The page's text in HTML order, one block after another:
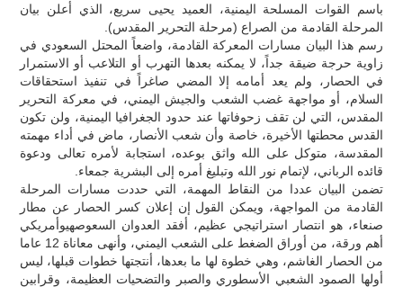
باسم القوات المسلحة اليمنية، العميد يحيى سريع، الذي أعلن بيان
المرحلة القادمة من الصراع (مرحلة التحرير المقدس).
رسم هذا البيان مسارات المعركة القادمة، واضعاً المحتل السعودي في
زاوية حرجة ضيقة جداً، لا يمكنه بعدها التهرب أو التلاعب أو الاستمرار
في الحصار، ولم يعد أمامه إلا المضي صاغراً في تنفيذ استحقاقات
السلام، أو مواجهة غضب الشعب والجيش اليمني، في معركة التحرير
المقدس، التي لن تقف زحوفاتها عند حدود الجغرافيا اليمنية، ولن تكون
القدس محطتها الأخيرة، خاصة وأن شعب الأنصار، ماض في أداء مهمته
المقدسة، متوكل على الله واثق بوعده، استجابة لأمره تعالى ودعوة
قائده الرباني، لإتمام نور الله وتبليغ أمره إلى البشرية جمعاء.
تضمن البيان عددا من النقاط المهمة، التي حددت مسارات المرحلة
القادمة من المواجهة، ويمكن القول إن إعلان كسر الحصار عن مطار
صنعاء، هو انتصار استراتيجي عظيم، أفقد العدوان السعوصهيوأمريكي
أهم ورقة، من أوراق الضغط على الشعب اليمني، وأنهى معاناة 12 عاما
من الحصار الغاشم، وهي خطوة لها ما بعدها، أنتجتها خطوات قبلها، ليس
أولها الصمود الشعبي الأسطوري والصبر والتضحيات العظيمة، وقرابين